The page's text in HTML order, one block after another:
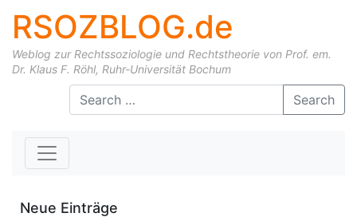
RSOZBLOG.de
Weblog zur Rechtssoziologie und Rechtstheorie von Prof. em.
Dr. Klaus F. Röhl, Ruhr-Universität Bochum
Skip to content Search
Neue Einträge